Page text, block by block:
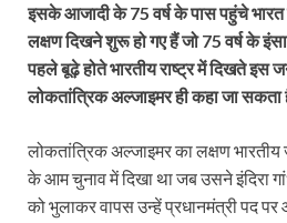
इसके आजादी के 75 वर्ष के पास पहुंचे भारत
लक्षण दिखने शुरू हो गए हैं जो 75 वर्ष के
पहले बूढ़े होते भारतीय राष्ट्र में दिखते इस
लोकतांत्रिक अल्जाइमर ही कहा जा सकता
लोकतांत्रिक अल्जाइमर का लक्षण
के आम चुनाव में दिखा था जब उसने इंदिरा
को भुलाकर वापस उन्हें प्रधानमंत्री पद पर